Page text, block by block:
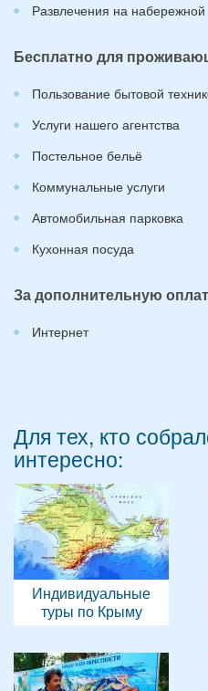
Развлечения на набережной
Бесплатно для
Пользование бытовой
Услуги нашего агентства
Постельное бельё
Коммунальные услуги
Автомобильная парковка
Кухонная посуда
За дополнительную
Интернет
Для тех, кто
интересно:
Индивидуальные
туры по Крыму